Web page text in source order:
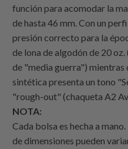
función para acomodar la
de hasta 46 mm. Con un
presión correcto para la
de lona de algodón de 20
de "media guerra") mientras
sintética presenta un tono
"rough-out" (chaqueta A2
NOTA:
Cada bolsa es hecha a
de dimensiones pueden